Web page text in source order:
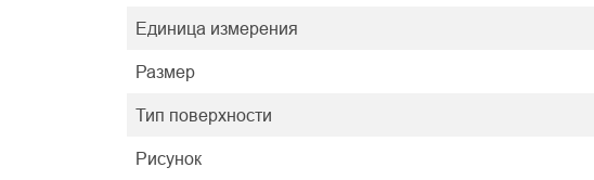
Единица измерения
Размер
Тип поверхности
Рисунок